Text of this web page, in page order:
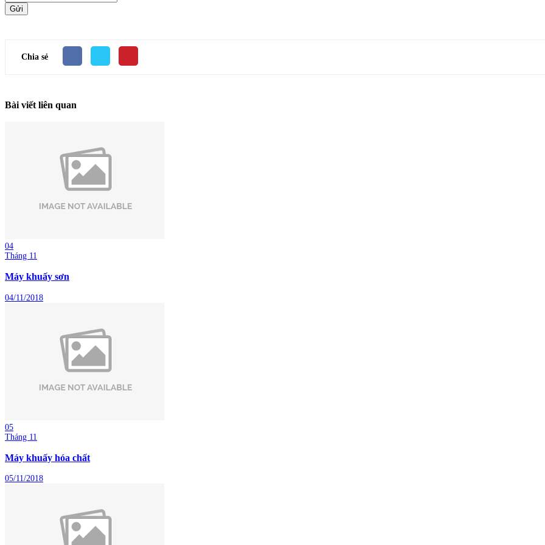
Gửi
Chia sẻ
Bài viết liên quan
04
Tháng 11
Máy khuấy sơn
04/11/2018
05
Tháng 11
Máy khuấy hóa chất
05/11/2018